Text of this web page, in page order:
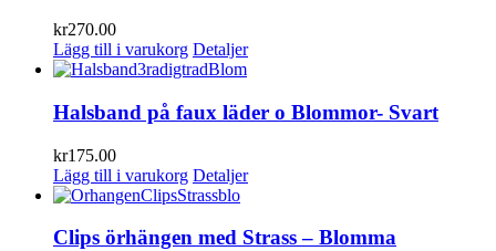
kr270.00
Lägg till i varukorg Detaljer
Halsband på faux läder o Blommor- Svart
kr175.00
Lägg till i varukorg Detaljer
Clips örhängen med Strass – Blomma